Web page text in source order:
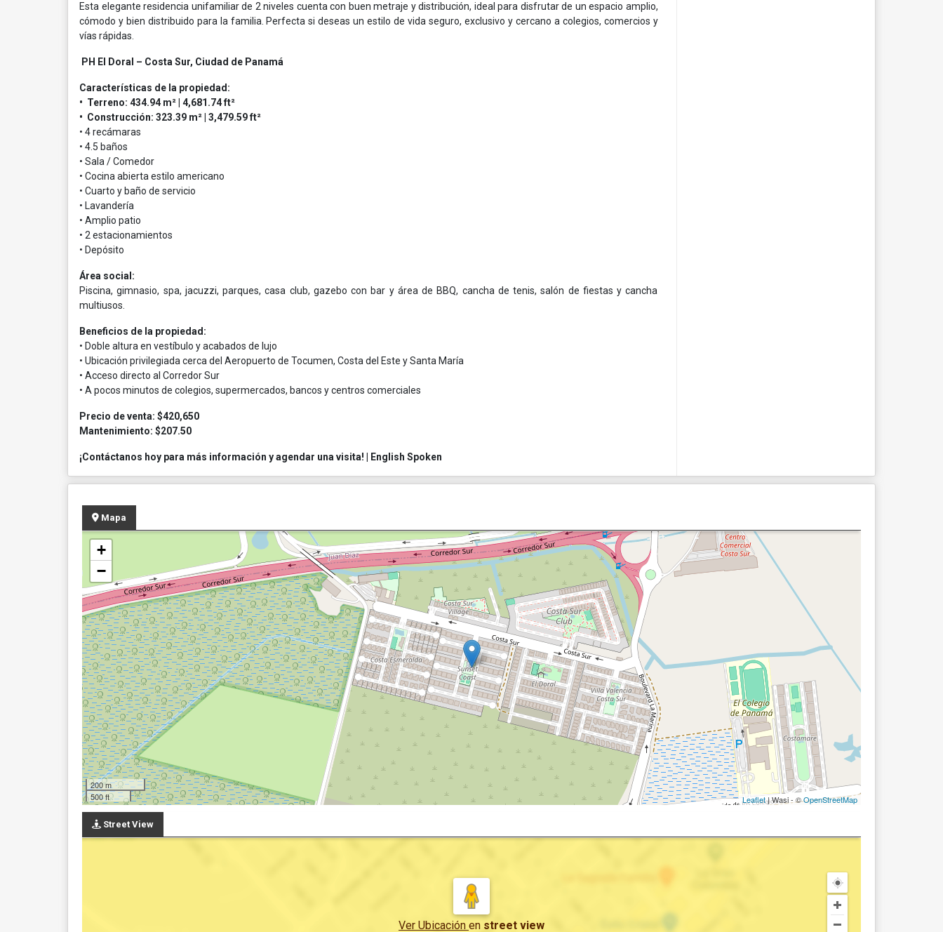
Esta elegante residencia unifamiliar de 2 niveles cuenta con buen metraje y distribución, ideal para disfrutar de un espacio amplio,
cómodo y bien distribuido para la familia. Perfecta si deseas un estilo de vida seguro, exclusivo y cercano a colegios, comercios y
vías rápidas.
PH El Doral – Costa Sur, Ciudad de Panamá
Características de la propiedad:
• Terreno: 434.94 m² | 4,681.74 ft²
• Construcción: 323.39 m² | 3,479.59 ft²
• 4 recámaras
• 4.5 baños
• Sala / Comedor
• Cocina abierta estilo americano
• Cuarto y baño de servicio
• Lavandería
• Amplio patio
• 2 estacionamientos
• Depósito
Área social:
Piscina, gimnasio, spa, jacuzzi, parques, casa club, gazebo con bar y área de BBQ, cancha de tenis, salón de fiestas y cancha
multiusos.
Beneficios de la propiedad:
• Doble altura en vestíbulo y acabados de lujo
• Ubicación privilegiada cerca del Aeropuerto de Tocumen, Costa del Este y Santa María
• Acceso directo al Corredor Sur
• A pocos minutos de colegios, supermercados, bancos y centros comerciales
Precio de venta: $420,650
Mantenimiento: $207.50
¡Contáctanos hoy para más información y agendar una visita! | English Spoken
Mapa
+
−
200 m
500 ft
Leaflet| Wasi - ©OpenStreetMap
Street View
Ver Ubicación en street view